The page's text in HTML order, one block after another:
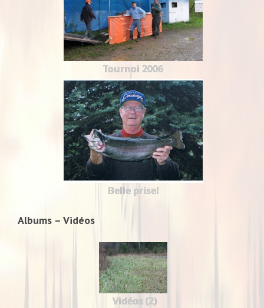
Tournoi 2006
Belle prise!
Albums – Vidéos
Vidéos (2)